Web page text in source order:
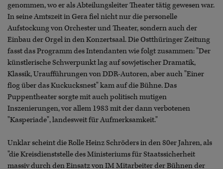
genommen, wo er als Abteilungsleiter Theater tätig gewesen war.
In seine Amtszeit in Gera fiel nicht nur die personelle
Aufstockung von Orchester und Theater, sondern auch der
Einbau der Orgel in den Konzertsaal. Die Ostthüringer Zeitung
fasst das Programm des Intendanten wie folgt zusammen: "Der
künstlerische Schwerpunkt lag auf sowjetischer Dramatik,
Klassik, Uraufführungen von DDR-Autoren, aber auch "Einer
flog über das Kuckucksnest" kam auf die Bühne. Das
Puppentheater sorgte mit auch politisch mutigen
Inszenierungen, vor allem 1983 mit der dann verbotenen
"Kasperiade", landesweit für Aufmerksamkeit."
Unklar scheint die Rolle Heinz Schröders in den 80er Jahren, als
"die Kreisdienststelle des Ministeriums für Staatssicherheit
massiv durch den Einsatz von IM Mitarbeiter der Bühnen der